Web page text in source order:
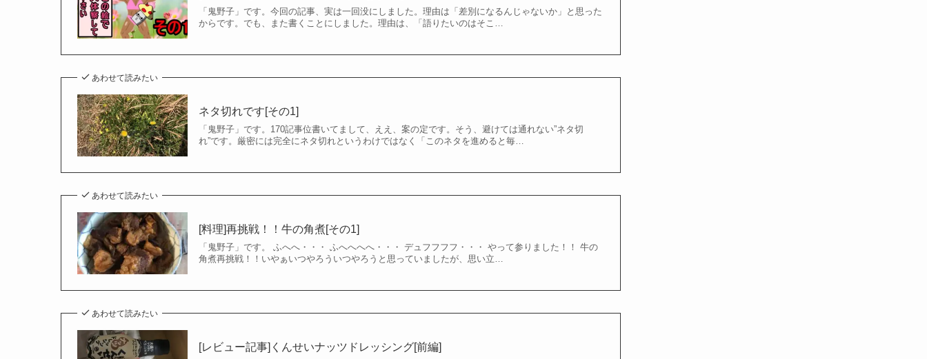
「鬼野子」です。今回の記事、実は一回没にしました。理由は「差別になるんじゃないか」と思った
からです。でも、また書くことにしました。理由は、「語りたいのはそこ…
あわせて読みたい
ネタ切れです[その1]
「鬼野子」です。170記事位書いてまして、ええ、案の定です。そう、避けては通れない”ネタ切
れ”です。厳密には完全にネタ切れというわけではなく「このネタを進めると毎…
あわせて読みたい
[料理]再挑戦！！牛の角煮[その1]
「鬼野子」です。 ふへへ・・・ ふへへへへ・・・ デュフフフフ・・・ やって参りました！！ 牛の
角煮再挑戦！！いやぁいつやろういつやろうと思っていましたが、思い立…
あわせて読みたい
[レビュー記事]くんせいナッツドレッシング[前編]